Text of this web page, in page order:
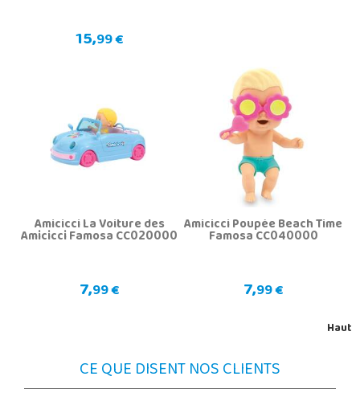
15,99 €
Amicicci La Voiture des
Amicicci Famosa CC020000
7,99 €
Amicicci Poupée Beach Time
Famosa CC040000
7,99 €
Haut
CE QUE DISENT NOS CLIENTS